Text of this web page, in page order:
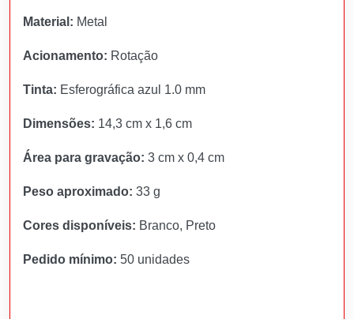
Material: Metal
Acionamento: Rotação
Tinta: Esferográfica azul 1.0 mm
Dimensões: 14,3 cm x 1,6 cm
Área para gravação: 3 cm x 0,4 cm
Peso aproximado: 33 g
Cores disponíveis: Branco, Preto
Pedido mínimo: 50 unidades